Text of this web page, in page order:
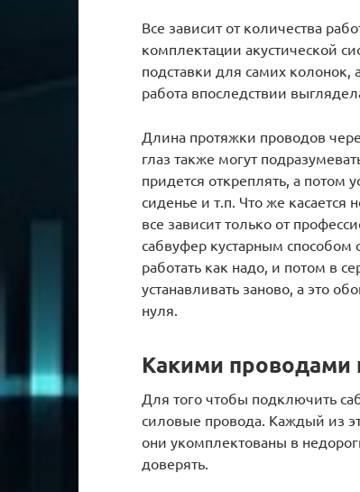
Все зависит от количества
комплектации акустической
подставки для самих колонок,
работа впоследствии
Длина протяжки проводов
глаз также могут
придется откреплять, а потом
сиденье и т.п. Что же касается
все зависит только от
сабвуфер кустарным
работать как надо, и потом в
устанавливать заново, а это
нуля.
Какими проводами
Для того чтобы подключить
силовые провода. Каждый из
они укомплектованы в
доверять.